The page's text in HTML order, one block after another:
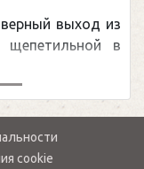
сезоном
cookie